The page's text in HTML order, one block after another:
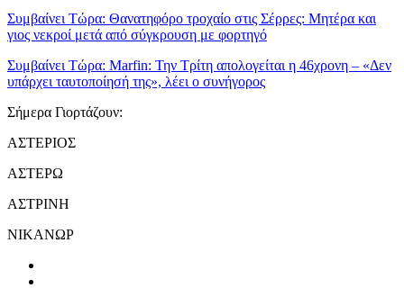
Συμβαίνει Τώρα: Θανατηφόρο τροχαίο στις Σέρρες: Μητέρα και
γιος νεκροί μετά από σύγκρουση με φορτηγό
Συμβαίνει Τώρα: Marfin: Την Τρίτη απολογείται η 46χρονη – «Δεν
υπάρχει ταυτοποίησή της», λέει ο συνήγορος
Σήμερα Γιορτάζουν:
ΑΣΤΕΡΙΟΣ
ΑΣΤΕΡΩ
ΑΣΤΡΙΝΗ
ΝΙΚΑΝΩΡ